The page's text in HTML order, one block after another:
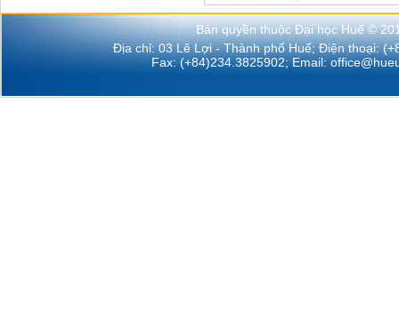
Bản quyền thuộc Đại học Huế ©
Địa chỉ: 03 Lê Lợi - Thành phố Huế; Điện thoại:
Fax: (+84)234.3825902; Email: